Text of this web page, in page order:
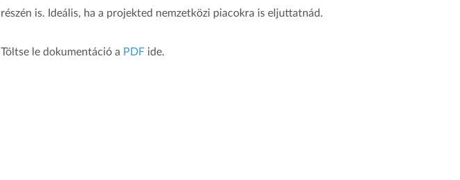
részén is. Ideális, ha a projekted nemzetközi piacokra is eljuttatnád.
Töltse le dokumentáció a PDFide.